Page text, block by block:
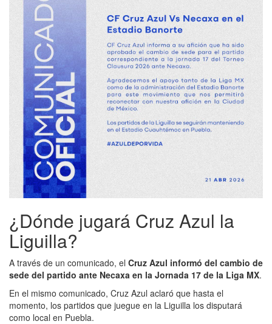
¿Dónde jugará Cruz Azul la
Liguilla?
A través de un comunicado, el Cruz Azul informó del cambio de
sede del partido ante Necaxa en la Jornada 17 de la Liga MX.
En el mismo comunicado, Cruz Azul aclaró que hasta el
momento, los partidos que juegue en la Liguilla los disputará
como local en Puebla.